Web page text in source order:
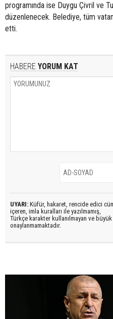
programında ise Duygu Çivril ve
düzenlenecek. Belediye, tüm
etti.
HABERE YORUM KAT
UYARI: Küfür, hakaret, rencide edici
içeren, imla kuralları ile yazılmamış,
Türkçe karakter kullanılmayan ve
onaylanmamaktadır.